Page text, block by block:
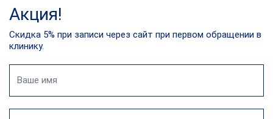
Акция!
Скидка 5% при записи через сайт при первом обращении в
клинику.